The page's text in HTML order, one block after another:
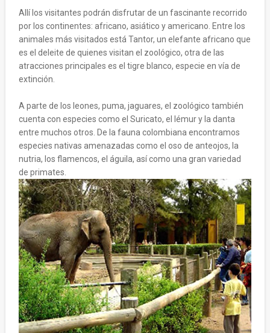
Allí los visitantes podrán disfrutar de un fascinante recorrido
por los continentes: africano, asiático y americano. Entre los
animales más visitados está Tantor, un elefante africano que
es el deleite de quienes visitan el zoológico, otra de las
atracciones principales es el tigre blanco, especie en vía de
extinción.
A parte de los leones, puma, jaguares, el zoológico también
cuenta con especies como el Suricato, el lémur y la danta
entre muchos otros. De la fauna colombiana encontramos
especies nativas amenazadas como el oso de anteojos, la
nutria, los flamencos, el águila, así como una gran variedad
de primates.